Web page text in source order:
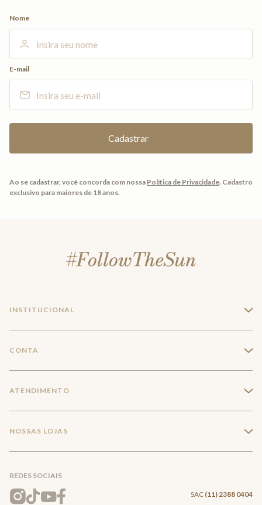
Nome
E-mail
Ao se cadastrar, você concorda com nossa Política de Privacidade. Cadastro
exclusivo para maiores de 18 anos.
INSTITUCIONAL +
Trabalhe conosco
Mapa do Site
CONTA +
Meus pedidos
Wishlist
ATENDIMENTO +
Entrega e Frete
NOSSAS LOJAS +
REDES SOCIAIS
SAC (11) 2388 0404